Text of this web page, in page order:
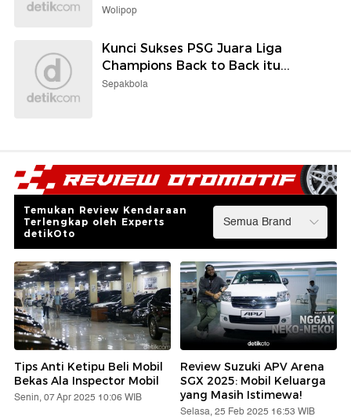
Wolipop
Kunci Sukses PSG Juara Liga
Champions Back to Back itu...
Sepakbola
Temukan Review Kendaraan
Terlengkap oleh Experts
detikOto
Tips Anti Ketipu Beli Mobil
Bekas Ala Inspector Mobil
Senin, 07 Apr 2025 10:06 WIB
Review Suzuki APV Arena
SGX 2025: Mobil Keluarga
yang Masih Istimewa!
Selasa, 25 Feb 2025 16:53 WIB